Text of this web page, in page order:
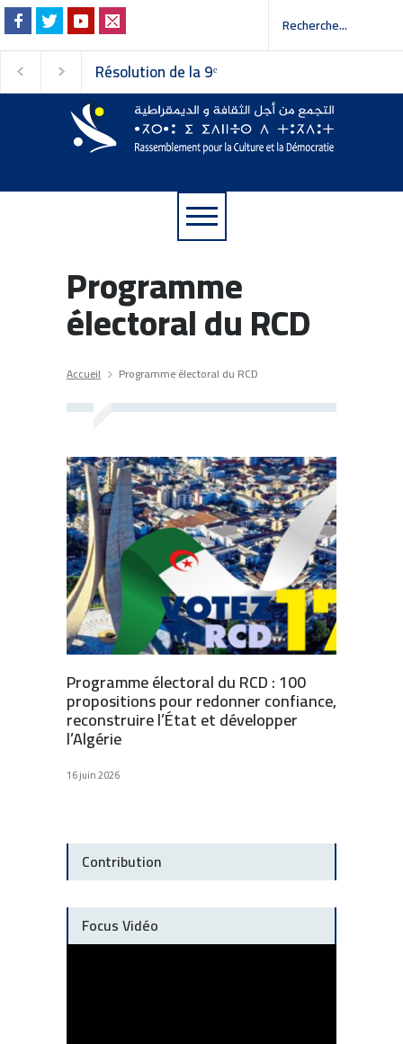
Résolution de la 9ᵉ
session du Conseil
national du
Rassemblement pour la
Culture et la Démocratie
إلى وسائل الإعلام
Programme
électoral du RCD
Accueil Programme électoral du RCD
Programme électoral du RCD : 100
propositions pour redonner confiance,
reconstruire l’État et développer
l’Algérie
16 juin 2026
Contribution
Focus Vidéo